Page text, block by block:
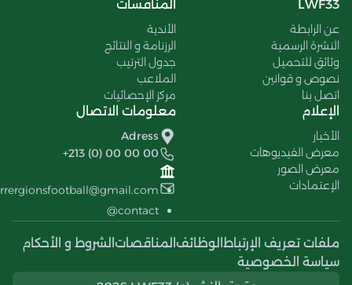
LWF33
عن الرابطة
النشرة الرسمية
وثائق للتحميل
نصوص و قوانين
اتصل بنا
المنافسات
الأندية
الرزنامة و النتائج
جدول الترتيب
الملاعب
مركز الإحصائيات
الإعلام
الأخبار
معرض الفيديوهات
معرض الصور
الإعتمادات
معلومات الاتصال
Adress
+213 (0) 00 00 00
contact@
ملفات تعريف الإرتباط الوظائف المناقصات الشروط و الأحكام
سياسة الخصوصية